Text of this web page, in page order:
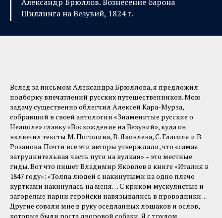
Шиллинга на Везувий, 1824 г.
Вслед за письмом Александра Брюллова, я предложил
подборку впечатлений русских путешественников. Мою
задачу существенно облегчил Алексей Кара-Мурза,
собравший в своей антологии «Знаменитые русские о
Неаполе» главку «Восхождение на Везувий», куда он
включил тексты М. Погодина, В. Яковлева, С. Глаголя и В.
Розанова. Почти все эти авторы утверждали, что «самая
затруднительная часть пути на вулкан» – это местные
гиды. Вот что пишет Владимир Яковлев в книге «Италия в
1847 году»: «Толпа людей с накинутыми на одно плечо
куртками накинулась на меня… С криком мускулистые и
загорелые парни геройски навязывались в проводники…
Другие совали мне в руку оседланных лошаков и ослов,
которые были роста дворовой собаки. Я с трудом